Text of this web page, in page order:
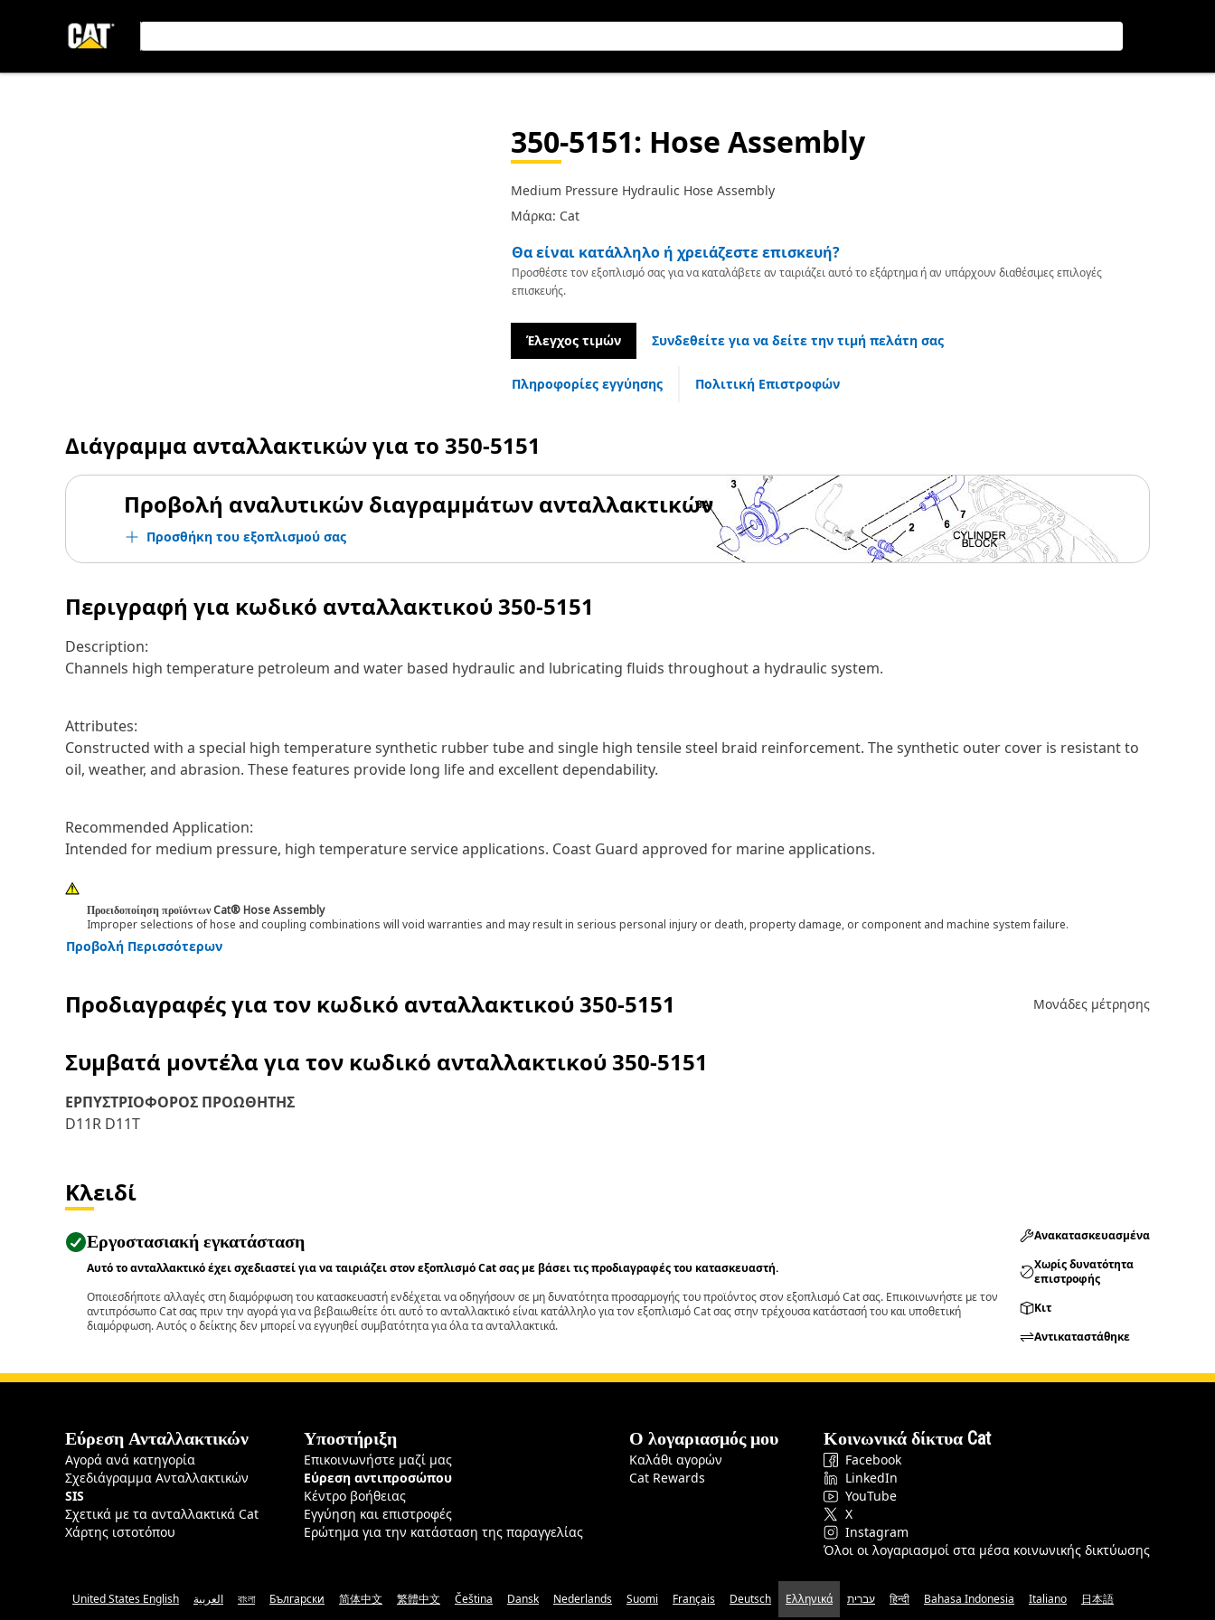
350-5151: Hose Assembly
Medium Pressure Hydraulic Hose Assembly
Μάρκα: Cat
Θα είναι κατάλληλο ή χρειάζεστε επισκευή?
Προσθέστε τον εξοπλισμό σας για να καταλάβετε αν ταιριάζει αυτό το εξάρτημα ή αν υπάρχουν διαθέσιμες επιλογές
επισκευής.
Έλεγχος τιμών Συνδεθείτε για να δείτε την τιμή πελάτη σας
Πληροφορίες εγγύησης Πολιτική Επιστροφών
Διάγραμμα ανταλλακτικών για το 350-5151
Προβολή αναλυτικών διαγραμμάτων ανταλλακτικών
Προσθήκη του εξοπλισμού σας
Περιγραφή για κωδικό ανταλλακτικού350-5151
Description:
Channels high temperature petroleum and water based hydraulic and lubricating fluids throughout a hydraulic system.
Attributes:
Constructed with a special high temperature synthetic rubber tube and single high tensile steel braid reinforcement. The synthetic outer cover is resistant to
oil, weather, and abrasion. These features provide long life and excellent dependability.
Recommended Application:
Intended for medium pressure, high temperature service applications. Coast Guard approved for marine applications.
Προειδοποίηση προϊόντων Cat® Hose Assembly
Improper selections of hose and coupling combinations will void warranties and may result in serious personal injury or death, property damage, or component and machine system failure.
Προβολή Περισσότερων
Προδιαγραφές για τον κωδικό ανταλλακτικού350-5151 Μονάδες μέτρησης
Συμβατά μοντέλα για τον κωδικό ανταλλακτικού350-5151
ΕΡΠΥΣΤΡΙΟΦΟΡΟΣ ΠΡΟΩΘΗΤΗΣ
D11R D11T
Κλειδί
Εργοστασιακή εγκατάσταση
Αυτό το ανταλλακτικό έχει σχεδιαστεί για να ταιριάζει στον εξοπλισμό Cat σας με βάσει τις προδιαγραφές του κατασκευαστή.
Οποιεσδήποτε αλλαγές στη διαμόρφωση του κατασκευαστή ενδέχεται να οδηγήσουν σε μη δυνατότητα προσαρμογής του προϊόντος στον εξοπλισμό Cat σας. Επικοινωνήστε με τον
αντιπρόσωπο Cat σας πριν την αγορά για να βεβαιωθείτε ότι αυτό το ανταλλακτικό είναι κατάλληλο για τον εξοπλισμό Cat σας στην τρέχουσα κατάστασή του και υποθετική
διαμόρφωση. Αυτός ο δείκτης δεν μπορεί να εγγυηθεί συμβατότητα για όλα τα ανταλλακτικά.
Ανακατασκευασμένα
Χωρίς δυνατότητα
επιστροφής
Κιτ
Αντικαταστάθηκε
Εύρεση Ανταλλακτικών
Αγορά ανά κατηγορία
Σχεδιάγραμμα Ανταλλακτικών
SIS
Σχετικά με τα ανταλλακτικά Cat
Χάρτης ιστοτόπου
Υποστήριξη
Επικοινωνήστε μαζί μας
Εύρεση αντιπροσώπου
Κέντρο βοήθειας
Εγγύηση και επιστροφές
Ερώτημα για την κατάσταση της παραγγελίας
Ο λογαριασμός μου
Καλάθι αγορών
Cat Rewards
Κοινωνικά δίκτυα Cat
Facebook
LinkedIn
YouTube
X
Instagram
Όλοι οι λογαριασμοί στα μέσα κοινωνικής δικτύωσης
United States English العربية বাংলা Български 简体中文 繁體中文 Čeština Dansk Nederlands Suomi Français Deutsch Ελληνικά עברית हिन्दी Bahasa Indonesia Italiano 日本語